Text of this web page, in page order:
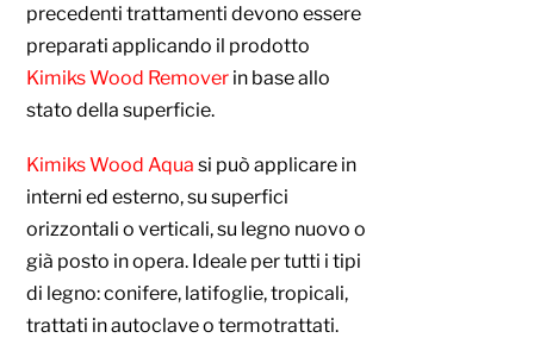
precedenti trattamenti devono essere
preparati applicando il prodotto
Kimiks Wood Remover in base allo
stato della superficie.
Kimiks Wood Aqua si può applicare in
interni ed esterno, su superfici
orizzontali o verticali, su legno nuovo o
già posto in opera. Ideale per tutti i tipi
di legno: conifere, latifoglie, tropicali,
trattati in autoclave o termotrattati.